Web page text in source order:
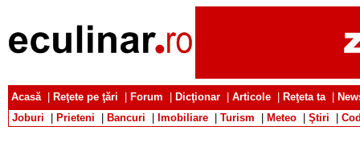
Acasă| Reţete pe ţări Forum Dicţionar Articole Reţeta ta|
Joburi
Prieteni Bancuri Imobiliare Turism Meteo Ştiri